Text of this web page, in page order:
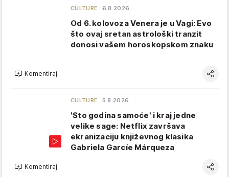
CULTURE 6.8.2026.
Od 6. kolovoza Venera je u Vagi: Evo
što ovaj sretan astrološki tranzit
donosi vašem horoskopskom znaku
Komentiraj
CULTURE 5.8.2026.
'Sto godina samoće' i kraj jedne
velike sage: Netflix završava
ekranizaciju književnog klasika
Gabriela Garcíe Márqueza
Komentiraj